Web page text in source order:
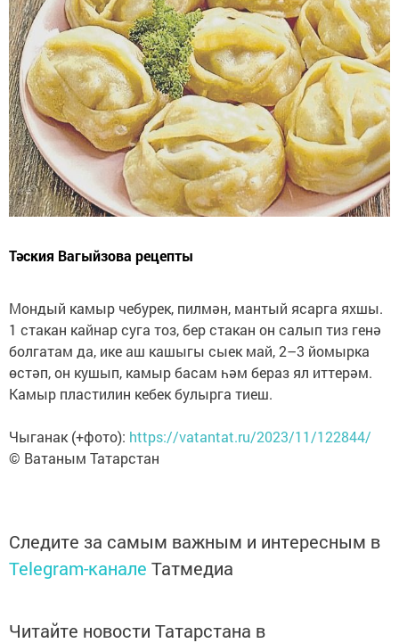
Тәския Вагыйзова рецепты
Мондый камыр чебурек, пилмән, мантый ясарга яхшы.
1 стакан кайнар суга тоз, бер стакан он салып тиз генә
болгатам да, ике аш кашыгы сыек май, 2–3 йомырка
өстәп, он кушып, камыр басам һәм бераз ял иттерәм.
Камыр пластилин кебек булырга тиеш.
Чыганак (+фото): https://vatantat.ru/2023/11/122844/
© Ватаным Татарстан
Следите за самым важным и интересным в
Telegram-канале Татмедиа
Читайте новости Татарстана в